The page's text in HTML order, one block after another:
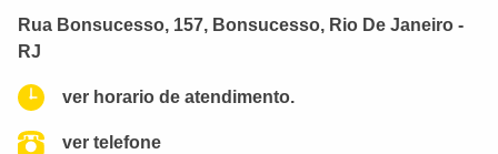
Rua Bonsucesso, 157, Bonsucesso, Rio De Janeiro -
RJ
ver horario de atendimento.
ver telefone